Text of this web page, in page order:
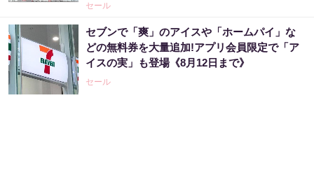
【宝くじの裏技】当たる側に回るか、このま
まか
PR（合同会社デジタルファーム ）
セール
セブンで「爽」のアイスや「ホームパイ」な
どの無料券を大量追加!アプリ会員限定で「ア
イスの実」も登場《8月12日まで》
セール